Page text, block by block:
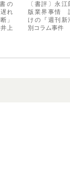
の
れ
」
上
〔書評〕永江
版業界事情
けの『週刊新
別コラム事件